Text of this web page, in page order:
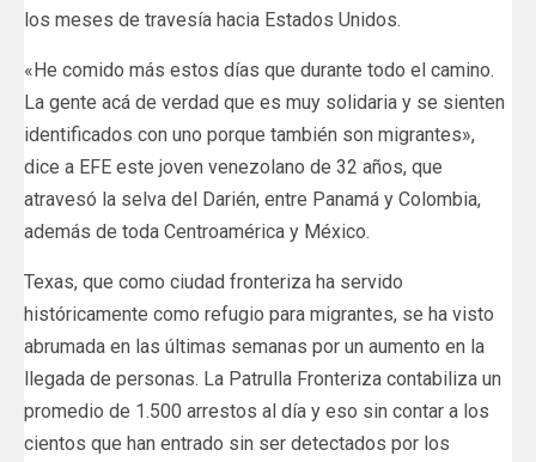
los meses de travesía hacia Estados Unidos.
«He comido más estos días que durante todo el camino.
La gente acá de verdad que es muy solidaria y se sienten
identificados con uno porque también son migrantes»,
dice a EFE este joven venezolano de 32 años, que
atravesó la selva del Darién, entre Panamá y Colombia,
además de toda Centroamérica y México.
Texas, que como ciudad fronteriza ha servido
históricamente como refugio para migrantes, se ha visto
abrumada en las últimas semanas por un aumento en la
llegada de personas. La Patrulla Fronteriza contabiliza un
promedio de 1.500 arrestos al día y eso sin contar a los
cientos que han entrado sin ser detectados por los